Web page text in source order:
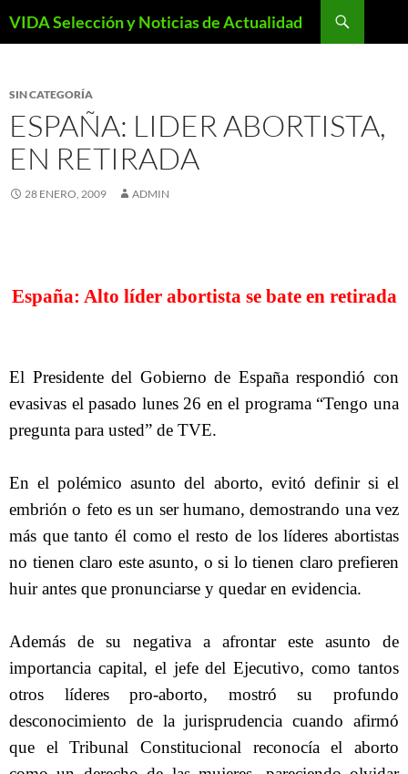
VIDA Selección y Noticias de Actualidad
SIN CATEGORÍA
ESPAÑA: LIDER ABORTISTA,
EN RETIRADA
28 ENERO, 2009 ADMIN
España: Alto líder abortista se bate en retirada
El Presidente del Gobierno de España respondió con
evasivas el pasado lunes 26 en el programa “Tengo una
pregunta para usted” de TVE.
En el polémico asunto del aborto, evitó definir si el
embrión o feto es un ser humano, demostrando una vez
más que tanto él como el resto de los líderes abortistas
no tienen claro este asunto, o si lo tienen claro prefieren
huir antes que pronunciarse y quedar en evidencia.
Además de su negativa a afrontar este asunto de
importancia capital, el jefe del Ejecutivo, como tantos
otros líderes pro-aborto, mostró su profundo
desconocimiento de la jurisprudencia cuando afirmó
que el Tribunal Constitucional reconocía el aborto